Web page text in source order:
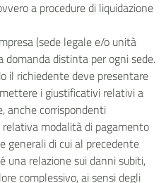
a procedure di liquidazione
(sede legale e/o unità
domanda distinta per ogni sede.
il richiedente deve presentare
i giustificativi relativi a
anche corrispondenti
relativa modalità di pagamento
generali di cui al precedente
una relazione sui danni subiti,
complessivo, ai sensi degli